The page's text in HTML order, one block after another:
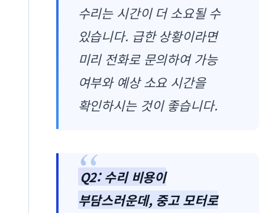
수리는 시간이 더 소요될 수
있습니다. 급한 상황이라면
미리 전화로 문의하여 가능
여부와 예상 소요 시간을
확인하시는 것이 좋습니다.
Q2: 수리 비용이
부담스러운데, 중고 모터로